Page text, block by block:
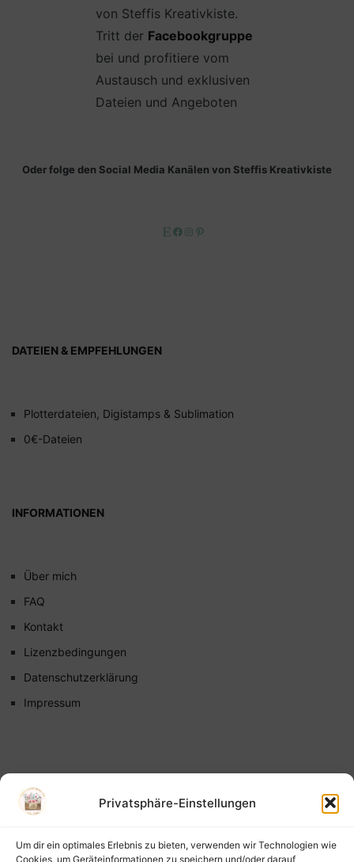
Privatsphäre-Einstellungen
Um dir ein optimales Erlebnis zu bieten, verwenden wir Technologien wie
Cookies, um Geräteinformationen zu speichern und/oder darauf
von Steffis Kreativkiste.
Tritt der Facebookgruppe
bei und profitiere vom
Austausch und exklusiven
Dateien und Angeboten
Oder folge den Social Media Kanälen von Steffis Kreativkiste
EtsyFacebook
Instagram
DATEIEN & EMPFEHLUNGEN
Plotterdateien, Digistamps & Sublimation
0€-Dateien
INFORMATIONEN
Über mich
FAQ
Kontakt
Lizenzbedingungen
Datenschutzerklärung
Impressum